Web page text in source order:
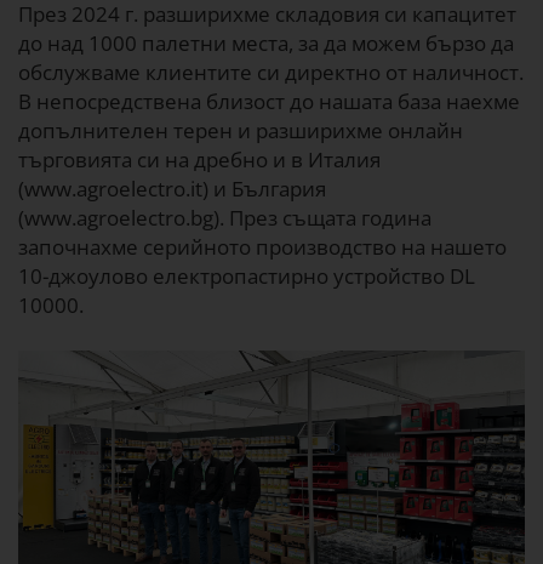
През 2024 г. разширихме складовия си капацитет
до над 1000 палетни места, за да можем бързо да
обслужваме клиентите си директно от наличност.
В непосредствена близост до нашата база наехме
допълнителен терен и разширихме онлайн
търговията си на дребно и в Италия
(www.agroelectro.it) и България
(www.agroelectro.bg). През същата година
започнахме серийното производство на нашето
10-джоулово електропастирно устройство DL
10000.